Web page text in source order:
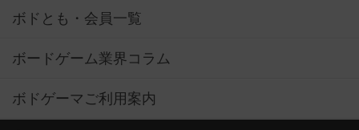
ボドとも・会員一覧
ボードゲーム業界コラム
ボドゲーマご利用案内